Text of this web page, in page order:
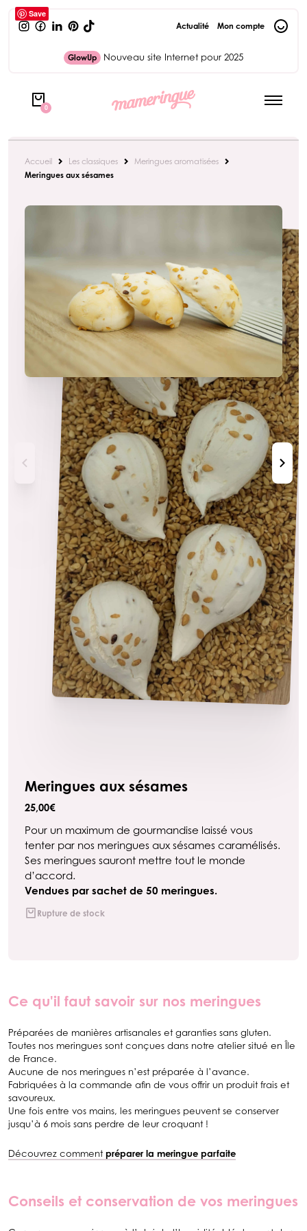
GlowUp Nouveau site Internet pour 2025
Actualité Mon compte
0
Accueil Les classiques
Meringues aromatisées
Meringues aux sésames
Save
Meringues aux sésames
25,00€
Pour un maximum de gourmandise laissé vous
tenter par nos meringues aux sésames caramélisés.
Ses meringues sauront mettre tout le monde
d’accord.
Vendues par sachet de 50 meringues.
Rupture de stock
Ce qu'il faut savoir sur nos meringues
Préparées de manières artisanales et garanties sans gluten.
Toutes nos meringues sont conçues dans notre atelier situé en Île
de France.
Aucune de nos meringues n’est préparée à l’avance.
Fabriquées à la commande afin de vous offrir un produit frais et
savoureux.
Une fois entre vos mains, les meringues peuvent se conserver
jusqu’à 6 mois sans perdre de leur croquant !
Découvrez commentpréparer la meringue parfaite
Conseils et conservation de vos meringues